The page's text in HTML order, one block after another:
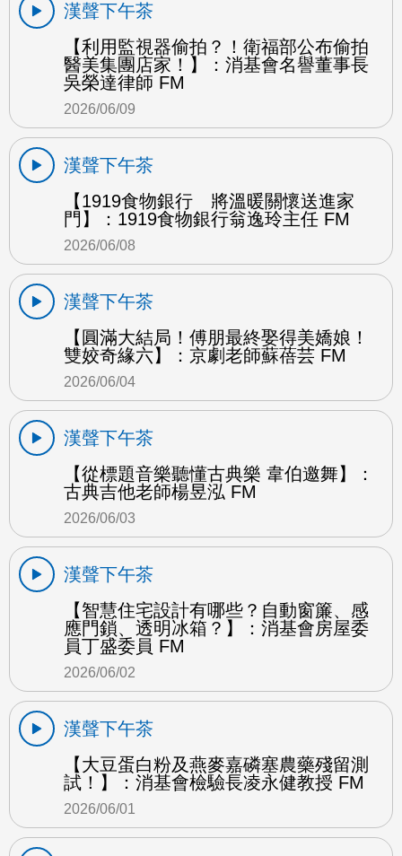
漢聲下午茶
【利用監視器偷拍？！衛福部公布偷拍
醫美集團店家！】：消基會名譽董事長
吳榮達律師 FM
2026/06/09
漢聲下午茶
【1919食物銀行 將溫暖關懷送進家
門】：1919食物銀行翁逸玲主任 FM
2026/06/08
漢聲下午茶
【圓滿大結局！傅朋最終娶得美嬌娘！
雙姣奇緣六】：京劇老師蘇蓓芸 FM
2026/06/04
漢聲下午茶
【從標題音樂聽懂古典樂 韋伯邀舞】：
古典吉他老師楊昱泓 FM
2026/06/03
漢聲下午茶
【智慧住宅設計有哪些？自動窗簾、感
應門鎖、透明冰箱？】：消基會房屋委
員丁盛委員 FM
2026/06/02
漢聲下午茶
【大豆蛋白粉及燕麥嘉磷塞農藥殘留測
試！】：消基會檢驗長凌永健教授 FM
2026/06/01